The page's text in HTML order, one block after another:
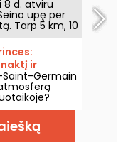
varžybas ir
8 d. atviru
upę per
Tarp 5 km, 10
vandens
gamtos
naktį ir
DJ setais
Germain
ir patekti
2026